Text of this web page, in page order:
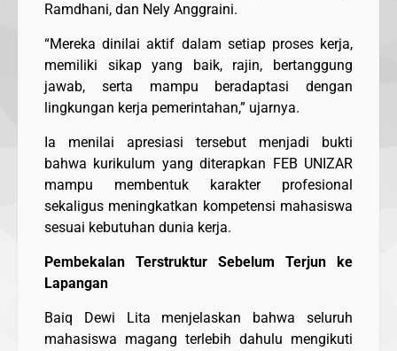
Ramdhani, dan Nely Anggraini.
“Mereka dinilai aktif dalam setiap proses kerja,
memiliki sikap yang baik, rajin, bertanggung
jawab, serta mampu beradaptasi dengan
lingkungan kerja pemerintahan,” ujarnya.
Ia menilai apresiasi tersebut menjadi bukti
bahwa kurikulum yang diterapkan FEB UNIZAR
mampu membentuk karakter profesional
sekaligus meningkatkan kompetensi mahasiswa
sesuai kebutuhan dunia kerja.
Pembekalan Terstruktur Sebelum Terjun ke
Lapangan
Baiq Dewi Lita menjelaskan bahwa seluruh
mahasiswa magang terlebih dahulu mengikuti